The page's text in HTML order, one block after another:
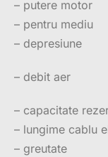
– putere
– pentru
–
– debit
– capacitate
– lungime
–